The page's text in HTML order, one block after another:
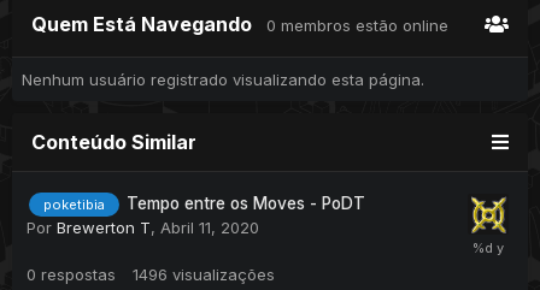
Quem Está Navegando 0 membros estão online
Nenhum usuário registrado visualizando esta página.
Conteúdo Similar
poketibia
Tempo entre os Moves - PoDT
Por Brewerton T, Abril 11, 2020
0 respostas 1496 visualizações